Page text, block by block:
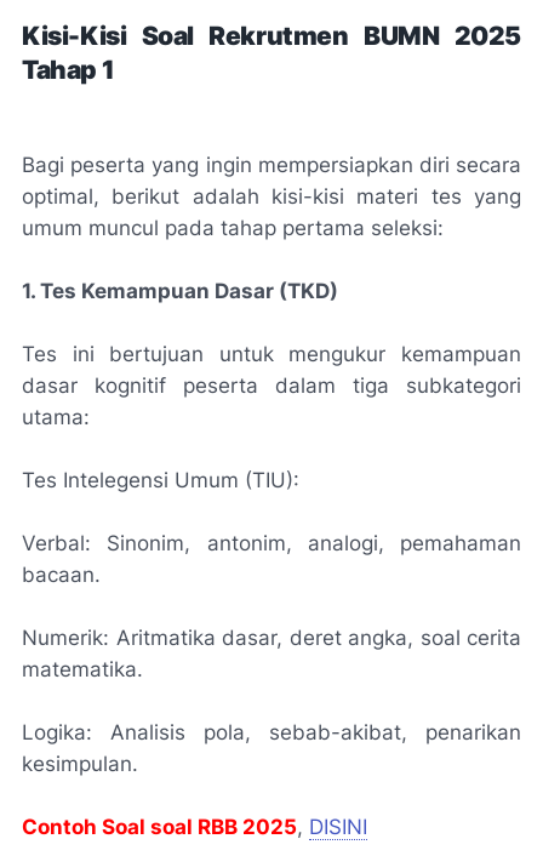
Kisi-Kisi Soal Rekrutmen BUMN 2025
Tahap 1
Bagi peserta yang ingin mempersiapkan diri secara
optimal, berikut adalah kisi-kisi materi tes yang
umum muncul pada tahap pertama seleksi:
1. Tes Kemampuan Dasar (TKD)
Tes ini bertujuan untuk mengukur kemampuan
dasar kognitif peserta dalam tiga subkategori
utama:
Tes Intelegensi Umum (TIU):
Verbal: Sinonim, antonim, analogi, pemahaman
bacaan.
Numerik: Aritmatika dasar, deret angka, soal cerita
matematika.
Logika: Analisis pola, sebab-akibat, penarikan
kesimpulan.
Contoh Soal soal RBB 2025, DISINI